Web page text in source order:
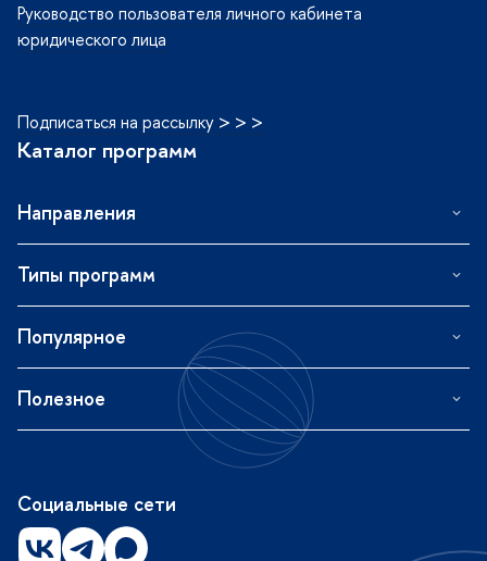
Руководство пользователя личного кабинета
юридического лица
Подписаться на рассылку > > >
Каталог программ
Направления
Типы программ
Популярное
Полезное
Социальные сети